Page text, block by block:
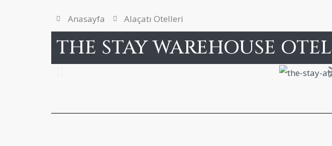
Anasayfa Alaçatı Otelleri
THE STAY WAREHOUSE OTEL